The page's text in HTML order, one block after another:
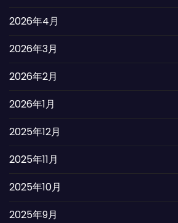
2026年4月
2026年3月
2026年2月
2026年1月
2025年12月
2025年11月
2025年10月
2025年9月